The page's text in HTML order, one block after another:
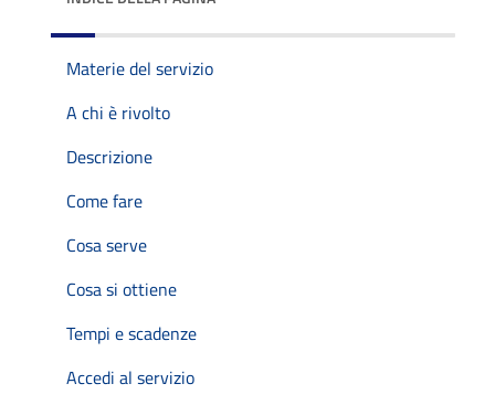
Materie del servizio
A chi è rivolto
Descrizione
Come fare
Cosa serve
Cosa si ottiene
Tempi e scadenze
Accedi al servizio